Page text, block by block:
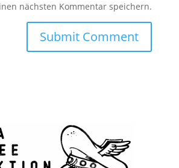
nächsten Kommentar speichern.